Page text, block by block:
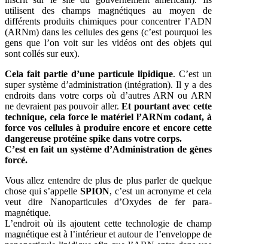
utilisent des champs magnétiques au moyen de
différents produits chimiques pour concentrer l’ADN
(ARNm) dans les cellules des gens (c’est pourquoi les
gens que l’on voit sur les vidéos ont des objets qui
sont collés sur eux).
Cela fait partie d’une particule lipidique. C’est un
super système d’administration (intégration). Il y a des
endroits dans votre corps où d’autres ARN ou ARN
ne devraient pas pouvoir aller.Et pourtant avec cette
technique, cela force le matériel l’ARNm codant, à
force vos cellules à produire encore et encore cette
dangereuse protéine spike dans votre corps.
C’est en fait un système d’Administration de gènes
forcé.
Vous allez entendre de plus de plus parler de quelque
chose qui s’appelleSPION, c’est un acronyme et cela
veut dire Nanoparticules d’Oxydes de fer para-
magnétique.
L’endroit où ils ajoutent cette technologie de champ
magnétique est à l’intérieur et autour de l’enveloppe de